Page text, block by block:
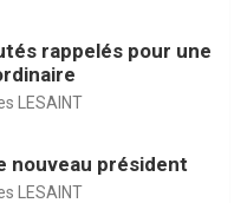
rappelés pour une
LESAINT
nouveau président
LESAINT